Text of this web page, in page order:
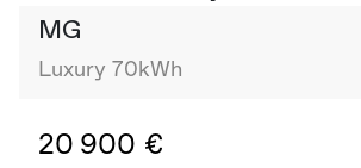
MG
Luxury 70kWh
20 900 €